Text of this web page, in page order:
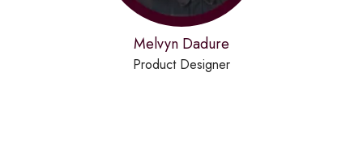
Melvyn Dadure
Product Designer